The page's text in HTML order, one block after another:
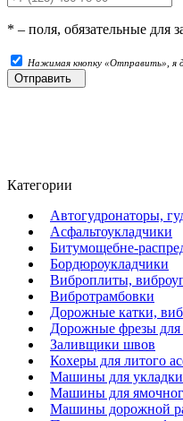
* – поля, обязательные для
Нажимая кнопку «Отправить», я
Отправить
Категории
Автогудронаторы,
Асфальтоукладчики
Битумощебне-
Бордюроукладчики
Виброплиты,
Вибротрамбовки
Дорожные катки,
Дорожные фрезы для
Заливщики швов
Кохеры для литого
Машины для укладки
Машины для
Машины дорожной